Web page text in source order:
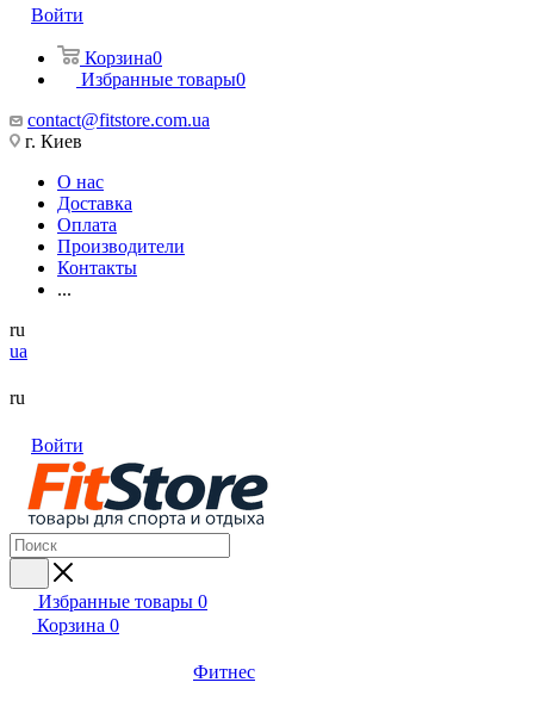
Войти
Корзина0
Избранные товары0
contact@fitstore.com.ua
г. Киев
О нас
Доставка
Оплата
Производители
Контакты
...
ru
ua
ru
Войти
Избранные товары 0
Корзина 0
Фитнес